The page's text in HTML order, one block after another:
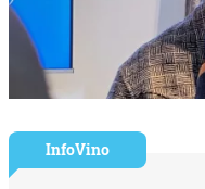
InfoVino